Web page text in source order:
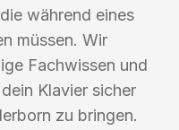
während eines
müssen. Wir
Fachwissen und
Klavier sicher
zu bringen.